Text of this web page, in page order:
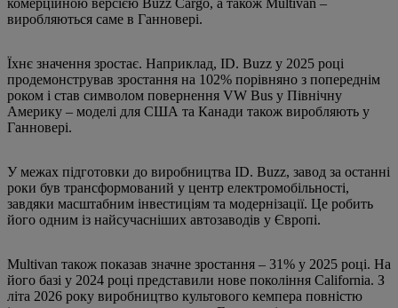
комерційною версією Buzz Cargo, а також Multivan –
виробляються саме в Ганновері.
Їхнє значення зростає. Наприклад, ID. Buzz у 2025 році
продемонстрував зростання на 102% порівняно з попереднім
роком і став символом повернення VW Bus у Північну
Америку – моделі для США та Канади також виробляють у
Ганновері.
У межах підготовки до виробництва ID. Buzz, завод за останні
роки був трансформований у центр електромобільності,
завдяки масштабним інвестиціям та модернізації. Це робить
його одним із найсучасніших автозаводів у Європі.
Multivan також показав значне зростання – 31% у 2025 році. На
його базі у 2024 році представили нове покоління California. З
літа 2026 року виробництво культового кемпера повністю